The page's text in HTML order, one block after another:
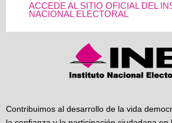
ACCEDE AL SITIO OFICIAL DEL
NACIONAL ELECTORAL
Contribuimos al desarrollo de la vida